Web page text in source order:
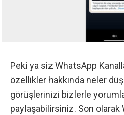
Peki ya siz WhatsApp
özellikler hakkında neler
görüşlerinizi bizlerle
paylaşabilirsiniz. Son olarak